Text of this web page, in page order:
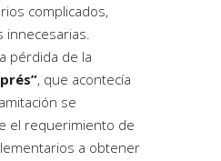
complicados,
pérdida de la
, que acontecía
se
el requerimiento de
a obtener